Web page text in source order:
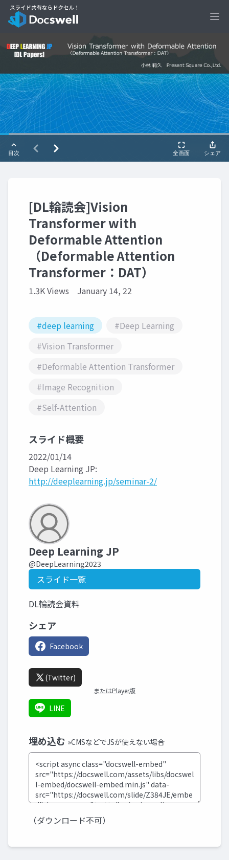
[DL輪読会]Vision
Transformer with
Deformable Attention
（Deformable Attention
Transformer：DAT）
1.3K Views January 14, 22
#deep learning
#Deep Learning
#Vision Transformer
#Deformable Attention Transformer
#Image Recognition
#Self-Attention
スライド概要
2022/01/14
Deep Learning JP:
http://deeplearning.jp/seminar-2/
Deep Learning JP
@DeepLearning2023
スライド一覧
DL輪読会資料
シェア
Facebook
(Twitter)
またはPlayer版
LINE
埋め込む »CMSなどでJSが使えない場合
（ダウンロード不可）